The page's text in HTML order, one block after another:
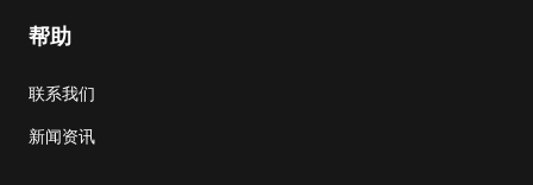
帮助
联系我们
新闻资讯